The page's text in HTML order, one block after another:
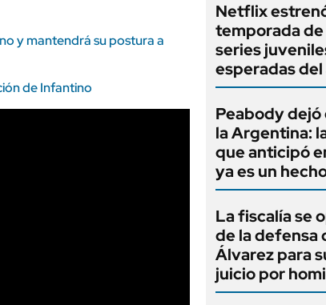
y mantendrá su postura a
de Infantino
Netflix
temporada de
series
esperadas del
Peabody
la Argentina:
que anticipó
ya es un
La fiscalía se
de la defensa
Álvarez para
juicio por